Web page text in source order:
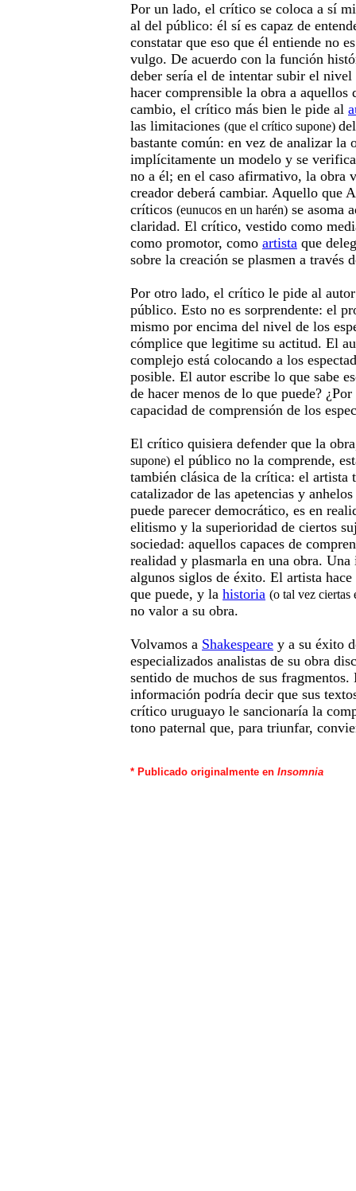
Por un lado, el crítico se coloca a sí
al del público: él sí es capaz de
constatar que eso que él entiende no
vulgo. De acuerdo con la función
deber sería el de intentar subir el nivel
hacer comprensible la obra a aquellos
cambio, el crítico más bien le pide al
las limitaciones (que el crítico supone)
bastante común: en vez de analizar la
implícitamente un modelo y se
no a él; en el caso afirmativo, la obra
creador deberá cambiar. Aquello que
críticos (eunucos en un harén) se asoma
claridad. El crítico, vestido como
como promotor, como artista que
sobre la creación se plasmen a través
Por otro lado, el crítico le pide al
público. Esto no es sorprendente: el
mismo por encima del nivel de los
cómplice que legitime su actitud. El
complejo está colocando a los
posible. El autor escribe lo que sabe
de hacer menos de lo que puede?
capacidad de comprensión de los
El crítico quisiera defender que la
supone) el público no la comprende,
también clásica de la crítica: el artista
catalizador de las apetencias y
puede parecer democrático, es en
elitismo y la superioridad de ciertos
sociedad: aquellos capaces de
realidad y plasmarla en una obra. Una
algunos siglos de éxito. El artista
que puede, y la historia (o tal vez ciertas
no valor a su obra.
Volvamos a Shakespeare y a su éxito
especializados analistas de su obra
sentido de muchos de sus
información podría decir que sus
crítico uruguayo le sancionaría la
tono paternal que, para triunfar,
* Publicado originalmente en Insomnia